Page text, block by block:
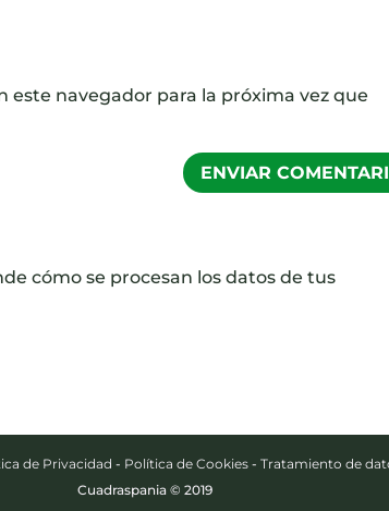
navegador para la próxima vez que
cómo se procesan los datos de tus
de Privacidad - Política de Cookies- Tratamiento de
Cuadraspania © 2019